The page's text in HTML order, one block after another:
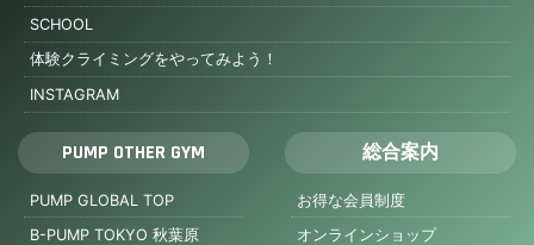
SCHOOL
体験クライミングをやってみよう！
INSTAGRAM
PUMP OTHER GYM
PUMP GLOBAL TOP
B-PUMP TOKYO 秋葉原
総合案内
お得な会員制度
オンラインショップ